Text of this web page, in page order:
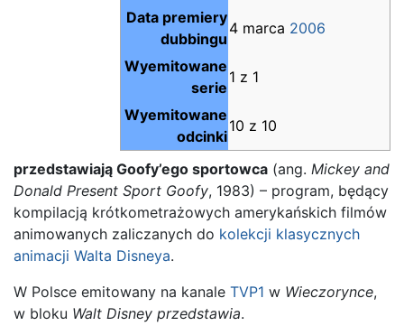
Data premiery
dubbingu
4 marca 2006
Wyemitowane
serie
1 z 1
Wyemitowane
odcinki
10 z 10
przedstawiają Goofy’ego sportowca (ang. Mickey and
Donald Present Sport Goofy, 1983) – program, będący
kompilacją krótkometrażowych amerykańskich filmów
animowanych zaliczanych do kolekcji klasycznych
animacji Walta Disneya.
W Polsce emitowany na kanale TVP1 w Wieczorynce,
w bloku Walt Disney przedstawia.